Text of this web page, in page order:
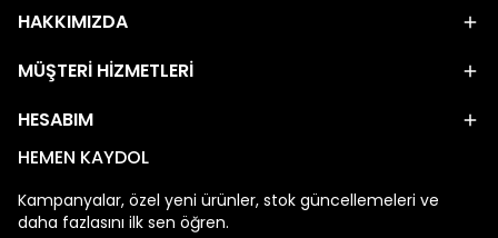
HAKKIMIZDA
MÜŞTERİ HİZMETLERİ
HESABIM
HEMEN KAYDOL
Kampanyalar, özel yeni ürünler, stok güncellemeleri ve
daha fazlasını ilk sen öğren.